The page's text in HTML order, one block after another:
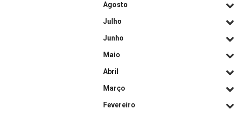
Agosto
Julho
Junho
Maio
Abril
Março
Fevereiro